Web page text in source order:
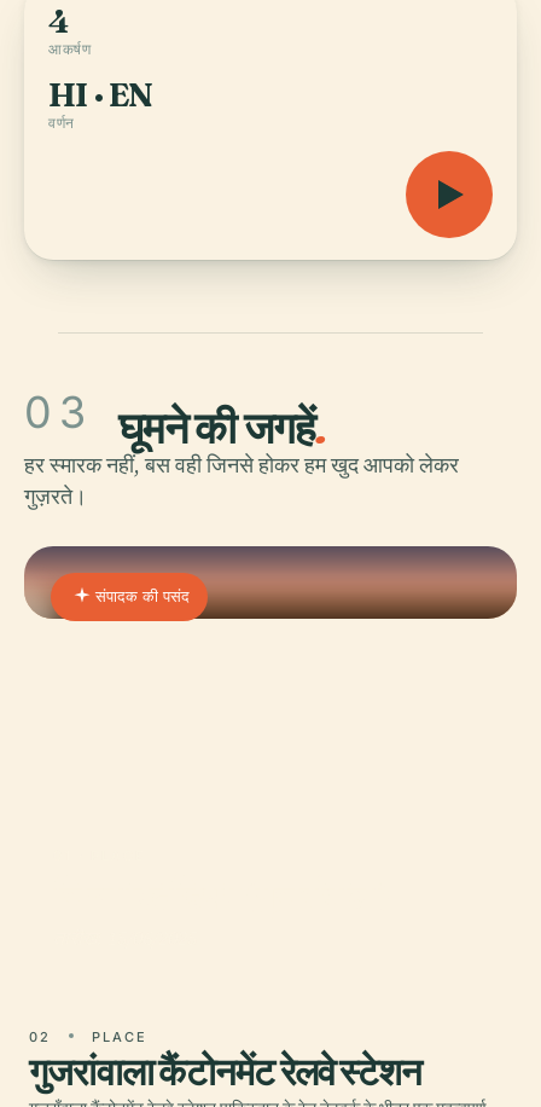
4
आकर्षण
HI · EN
वर्णन
03 घूमने की जगहें.
हर स्मारक नहीं, बस वही जिनसे होकर हम खुद आपको लेकर
गुज़रते।
संपादक की पसंद
02 PLACE
गुजरांवाला कैंटोनमेंट रेलवे स्टेशन